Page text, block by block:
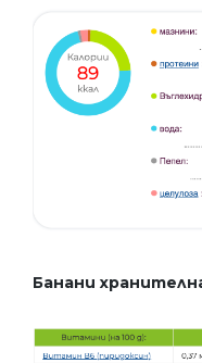
Банани